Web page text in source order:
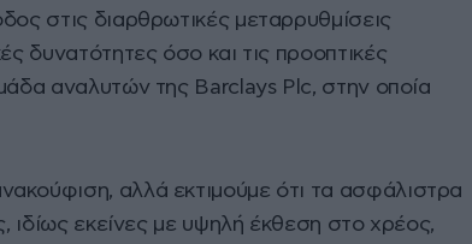
στις διαρθρωτικές μεταρρυθμίσεις
δυνατότητες όσο και τις προοπτικές
αναλυτών της Barclays Plc, στην οποία
αλλά εκτιμούμε ότι τα ασφάλιστρα
ιδίως εκείνες με υψηλή έκθεση στο χρέος,